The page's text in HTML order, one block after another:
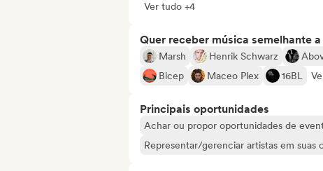
Ver tudo +4
Quer receber música semelhante
Marsh Henrik Schwarz
Bicep
Maceo Plex 16BL
Principais oportunidades
Achar ou propor oportunidades de
Representar/gerenciar artistas em suas